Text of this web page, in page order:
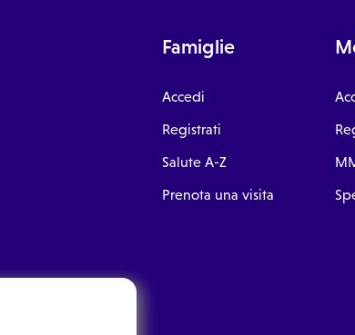
Famiglie
Accedi
Registrati
Salute A-Z
Prenota una visita